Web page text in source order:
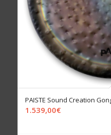
PAISTE Sound Creation
1.539,00€